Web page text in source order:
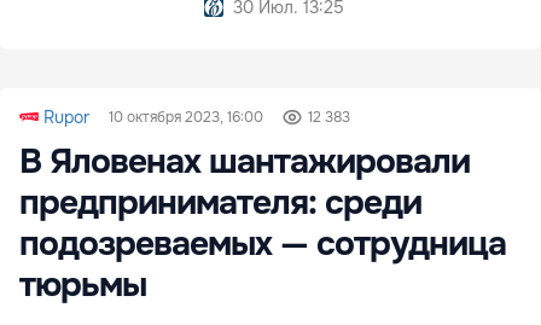
30 Июл. 13:25
Rupor 10 октября 2023, 16:00 12 383
В Яловенах шантажировали
предпринимателя: среди
подозреваемых — сотрудница
тюрьмы